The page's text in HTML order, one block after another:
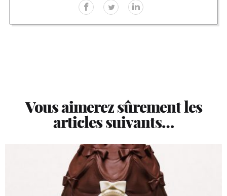
Vous aimerez sûrement les
articles suivants…